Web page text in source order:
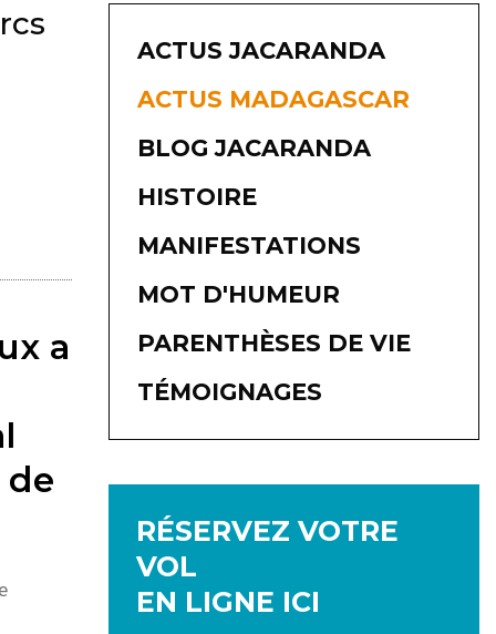
a
de
ACTUS JACARANDA
ACTUS MADAGASCAR
BLOG JACARANDA
HISTOIRE
MANIFESTATIONS
MOT D'HUMEUR
PARENTHÈSES DE VIE
TÉMOIGNAGES
RÉSERVEZ VOTRE
VOL
EN LIGNE ICI